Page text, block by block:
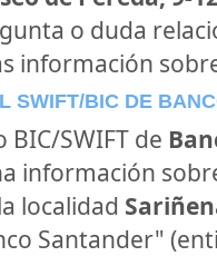
o duda
información
SWIFT/BIC DE
BIC/SWIFT de
información
localidad
Santander"